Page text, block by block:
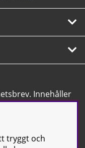
Innehåller
tryggt och